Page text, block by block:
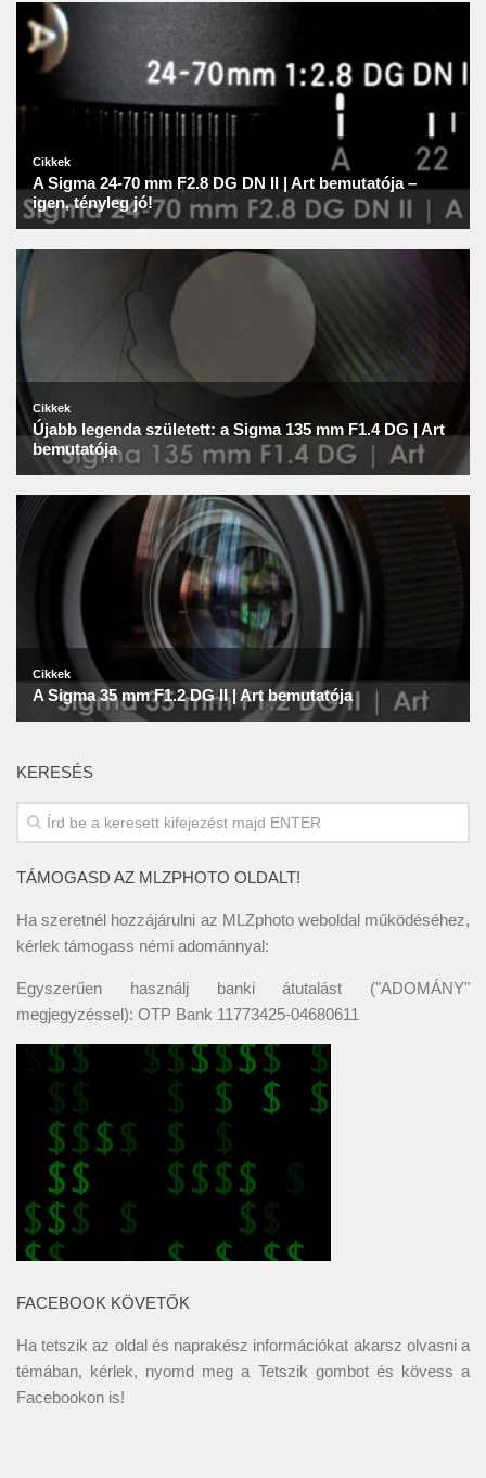
KERESÉS
TÁMOGASD AZ MLZPHOTO OLDALT!
Ha szeretnél hozzájárulni az MLZphoto weboldal működéséhez,
kérlek támogass némi adománnyal:
Egyszerűen használj banki átutalást ("ADOMÁNY"
megjegyzéssel): OTP Bank 11773425-04680611
FACEBOOK KÖVETŐK
Ha tetszik az oldal és naprakész információkat akarsz olvasni a
témában, kérlek, nyomd meg a Tetszik gombot és kövess a
Facebookon is!